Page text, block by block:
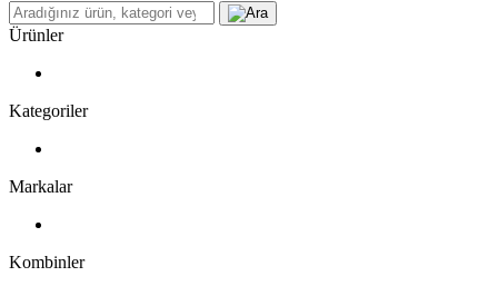
Ürünler
Kategoriler
Markalar
Kombinler